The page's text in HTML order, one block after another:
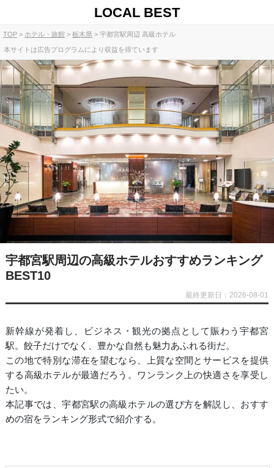
LOCAL BEST
TOP ホテル・旅館 栃木県 宇都宮駅周辺 高級ホテル
本サイトは広告プログラムにより収益を得ています
宇都宮駅周辺の高級ホテルおすすめランキング
BEST10
最終更新日：2026-08-01
新幹線が発着し、ビジネス・観光の拠点として賑わう宇都宮
駅。餃子だけでなく、豊かな自然も魅力あふれる街だ。
この地で特別な滞在を望むなら、上質な空間とサービスを提供
する高級ホテルが最適だろう。ワンランク上の快適さを享受し
たい。
本記事では、宇都宮駅の高級ホテルの選び方を解説し、おすす
めの宿をランキング形式で紹介する。